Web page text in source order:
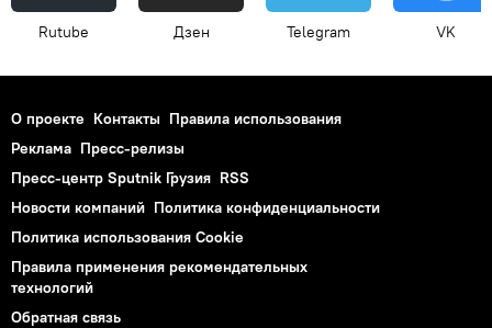
Rutube Дзен Telegram VK
О проекте Контакты Правила использования
Реклама Пресс-релизы
Пресс-центр Sputnik Грузия RSS
Новости компаний Политика конфиденциальности
Политика использования Cookie
Правила применения рекомендательных
технологий
Обратная связь